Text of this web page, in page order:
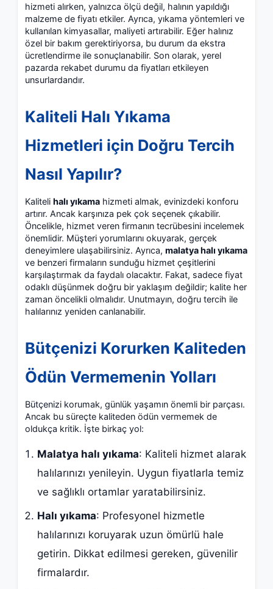
hizmeti alırken, yalnızca ölçü değil, halının yapıldığı
malzeme de fiyatı etkiler. Ayrıca, yıkama yöntemleri ve
kullanılan kimyasallar, maliyeti artırabilir. Eğer halınız
özel bir bakım gerektiriyorsa, bu durum da ekstra
ücretlendirme ile sonuçlanabilir. Son olarak, yerel
pazarda rekabet durumu da fiyatları etkileyen
unsurlardandır.
Kaliteli Halı Yıkama
Hizmetleri için Doğru Tercih
Nasıl Yapılır?
Kalitelihalı yıkama hizmeti almak, evinizdeki konforu
artırır. Ancak karşınıza pek çok seçenek çıkabilir.
Öncelikle, hizmet veren firmanın tecrübesini incelemek
önemlidir. Müşteri yorumlarını okuyarak, gerçek
deneyimlere ulaşabilirsiniz. Ayrıca,malatya halı yıkama
ve benzeri firmaların sunduğu hizmet çeşitlerini
karşılaştırmak da faydalı olacaktır. Fakat, sadece fiyat
odaklı düşünmek doğru bir yaklaşım değildir; kalite her
zaman öncelikli olmalıdır. Unutmayın, doğru tercih ile
halılarınız yeniden canlanabilir.
Bütçenizi Korurken Kaliteden
Ödün Vermemenin Yolları
Bütçenizi korumak, günlük yaşamın önemli bir parçası.
Ancak bu süreçte kaliteden ödün vermemek de
oldukça kritik. İşte birkaç yol:
Malatya halı yıkama: Kaliteli hizmet alarak
halılarınızı yenileyin. Uygun fiyatlarla temiz
ve sağlıklı ortamlar yaratabilirsiniz.
Halı yıkama: Profesyonel hizmetle
halılarınızı koruyarak uzun ömürlü hale
getirin. Dikkat edilmesi gereken, güvenilir
firmalardır.